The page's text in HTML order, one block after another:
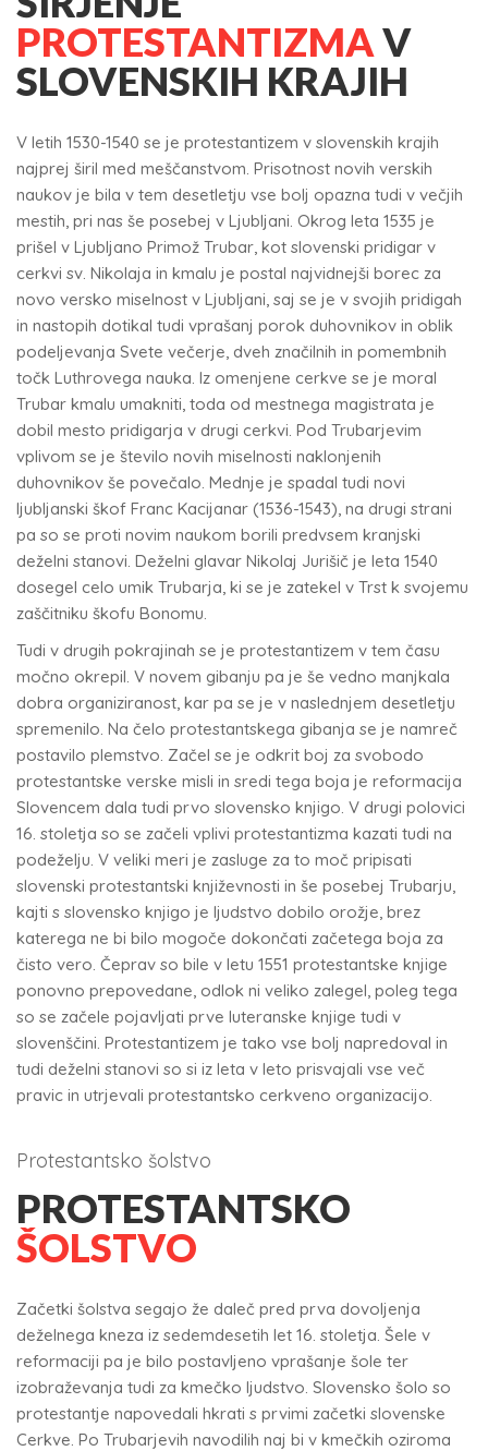
PROTESTANTIZMAV
SLOVENSKIH KRAJIH
V letih 1530-1540 se je protestantizem v slovenskih krajih
najprej širil med meščanstvom. Prisotnost novih verskih
naukov je bila v tem desetletju vse bolj opazna tudi v večjih
mestih, pri nas še posebej v Ljubljani. Okrog leta 1535 je
prišel v Ljubljano Primož Trubar, kot slovenski pridigar v
cerkvi sv. Nikolaja in kmalu je postal najvidnejši borec za
novo versko miselnost v Ljubljani, saj se je v svojih pridigah
in nastopih dotikal tudi vprašanj porok duhovnikov in oblik
podeljevanja Svete večerje, dveh značilnih in pomembnih
točk Luthrovega nauka. Iz omenjene cerkve se je moral
Trubar kmalu umakniti, toda od mestnega magistrata je
dobil mesto pridigarja v drugi cerkvi. Pod Trubarjevim
vplivom se je število novih miselnosti naklonjenih
duhovnikov še povečalo. Mednje je spadal tudi novi
ljubljanski škof Franc Kacijanar (1536-1543), na drugi strani
pa so se proti novim naukom borili predvsem kranjski
deželni stanovi. Deželni glavar Nikolaj Jurišič je leta 1540
dosegel celo umik Trubarja, ki se je zatekel v Trst k svojemu
zaščitniku škofu Bonomu.
Tudi v drugih pokrajinah se je protestantizem v tem času
močno okrepil. V novem gibanju pa je še vedno manjkala
dobra organiziranost, kar pa se je v naslednjem desetletju
spremenilo. Na čelo protestantskega gibanja se je namreč
postavilo plemstvo. Začel se je odkrit boj za svobodo
protestantske verske misli in sredi tega boja je reformacija
Slovencem dala tudi prvo slovensko knjigo. V drugi polovici
16. stoletja so se začeli vplivi protestantizma kazati tudi na
podeželju. V veliki meri je zasluge za to moč pripisati
slovenski protestantski književnosti in še posebej Trubarju,
kajti s slovensko knjigo je ljudstvo dobilo orožje, brez
katerega ne bi bilo mogoče dokončati začetega boja za
čisto vero. Čeprav so bile v letu 1551 protestantske knjige
ponovno prepovedane, odlok ni veliko zalegel, poleg tega
so se začele pojavljati prve luteranske knjige tudi v
slovenščini. Protestantizem je tako vse bolj napredoval in
tudi deželni stanovi so si iz leta v leto prisvajali vse več
pravic in utrjevali protestantsko cerkveno organizacijo.
Protestantsko šolstvo
PROTESTANTSKO
ŠOLSTVO
Začetki šolstva segajo že daleč pred prva dovoljenja
deželnega kneza iz sedemdesetih let 16. stoletja. Šele v
reformaciji pa je bilo postavljeno vprašanje šole ter
izobraževanja tudi za kmečko ljudstvo. Slovensko šolo so
protestantje napovedali hkrati s prvimi začetki slovenske
Cerkve. Po Trubarjevih navodilih naj bi v kmečkih oziroma